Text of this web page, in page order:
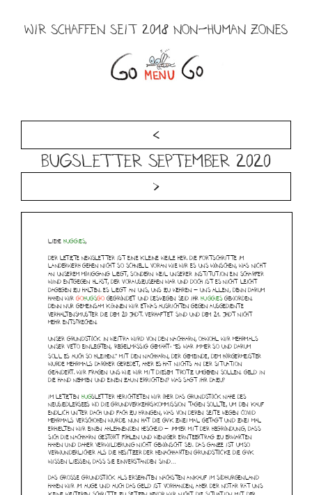
InhaltWIR SCHAFFEN SEIT 2018 NON-HUMAN ZONES
Menü
<
Bugsletter September 2020
>